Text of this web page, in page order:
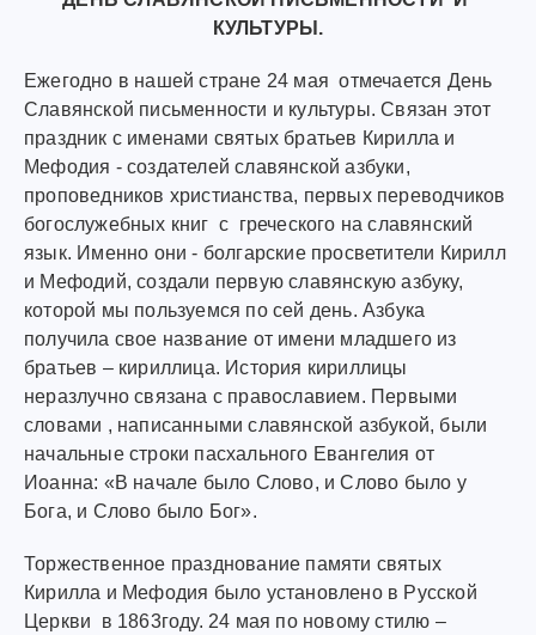
КУЛЬТУРЫ.
Ежегодно в нашей стране 24 мая отмечается День
Славянской письменности и культуры. Связан этот
праздник с именами святых братьев Кирилла и
Мефодия - создателей славянской азбуки,
проповедников христианства, первых переводчиков
богослужебных книг с греческого на славянский
язык. Именно они - болгарские просветители Кирилл
и Мефодий, создали первую славянскую азбуку,
которой мы пользуемся по сей день. Азбука
получила свое название от имени младшего из
братьев – кириллица. История кириллицы
неразлучно связана с православием. Первыми
словами , написанными славянской азбукой, были
начальные строки пасхального Евангелия от
Иоанна: «В начале было Слово, и Слово было у
Бога, и Слово было Бог».
Торжественное празднование памяти святых
Кирилла и Мефодия было установлено в Русской
Церкви в 1863году. 24 мая по новому стилю –